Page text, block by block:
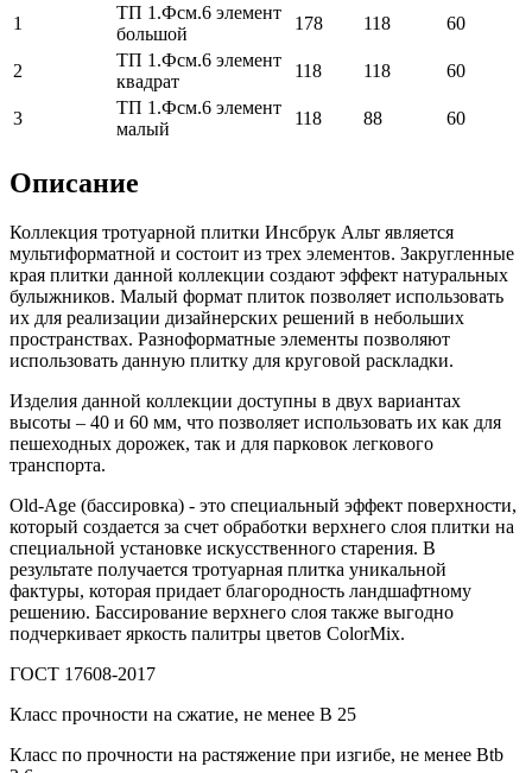
1
ТП 1.Фсм.6 элемент
большой
178 118 60
2
ТП 1.Фсм.6 элемент
квадрат
118 118 60
3
ТП 1.Фсм.6 элемент
малый
118 88 60
Описание
Коллекция тротуарной плитки Инсбрук Альт является
мультиформатной и состоит из трех элементов. Закругленные
края плитки данной коллекции создают эффект натуральных
булыжников. Малый формат плиток позволяет использовать
их для реализации дизайнерских решений в небольших
пространствах. Разноформатные элементы позволяют
использовать данную плитку для круговой раскладки.
Изделия данной коллекции доступны в двух вариантах
высоты – 40 и 60 мм, что позволяет использовать их как для
пешеходных дорожек, так и для парковок легкового
транспорта.
Old-Age (бассировка) - это специальный эффект поверхности,
который создается за счет обработки верхнего слоя плитки на
специальной установке искусственного старения. В
результате получается тротуарная плитка уникальной
фактуры, которая придает благородность ландшафтному
решению. Бассирование верхнего слоя также выгодно
подчеркивает яркость палитры цветов ColorMix.
ГОСТ 17608-2017
Класс прочности на сжатие, не менее В 25
Класс по прочности на растяжение при изгибе, не менее Вtb